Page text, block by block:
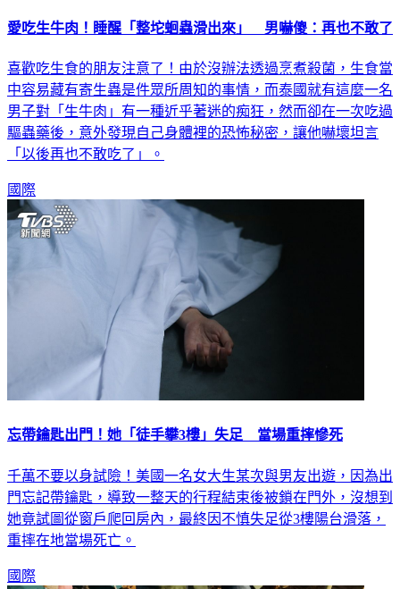
愛吃生牛肉！睡醒「整坨蛔蟲滑出來」 男嚇傻：再也不敢了
喜歡吃生食的朋友注意了！由於沒辦法透過烹煮殺菌，生食當
中容易藏有寄生蟲是件眾所周知的事情，而泰國就有這麼一名
男子對「生牛肉」有一種近乎著迷的痴狂，然而卻在一次吃過
驅蟲藥後，意外發現自己身體裡的恐怖秘密，讓他嚇壞坦言
「以後再也不敢吃了」。
國際
忘帶鑰匙出門！她「徒手攀3樓」失足 當場重摔慘死
千萬不要以身試險！美國一名女大生某次與男友出遊，因為出
門忘記帶鑰匙，導致一整天的行程結束後被鎖在門外，沒想到
她竟試圖從窗戶爬回房內，最終因不慎失足從3樓陽台滑落，
重摔在地當場死亡。
國際